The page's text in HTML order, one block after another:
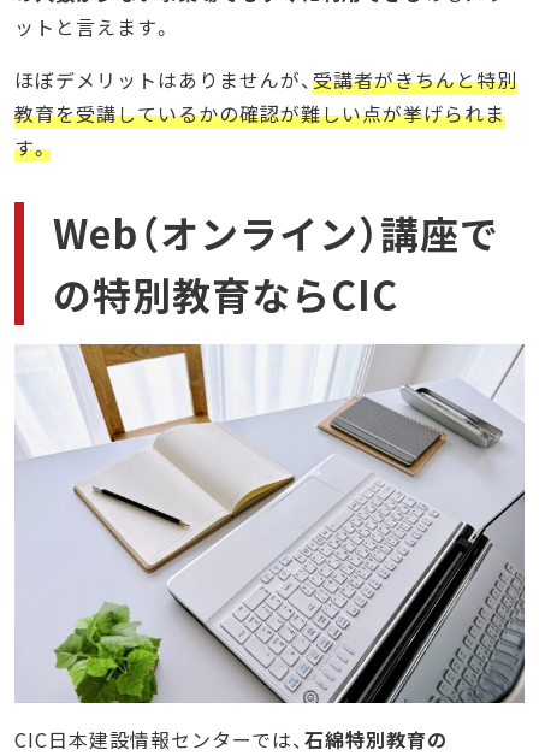
ットと言えます。
ほぼデメリットはありませんが、 受講者がきちんと特別
教育を受講しているかの確認が難しい点が挙げられま
す。
Web（オンライン）講座で
の特別教育ならCIC
CIC日本建設情報センターでは、 石綿特別教育の